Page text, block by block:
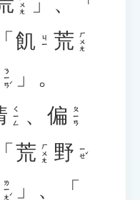
ㄏㄨㄤ
飢 ㄐㄧ 荒 ㄏㄨㄤ
ㄋㄧㄢˊ
」。
ㄑㄧㄥ 、 偏 ㄆㄧㄢ
荒 ㄏㄨㄤ 野 ㄧㄝˇ
ㄌㄧㄤˊ
」、「